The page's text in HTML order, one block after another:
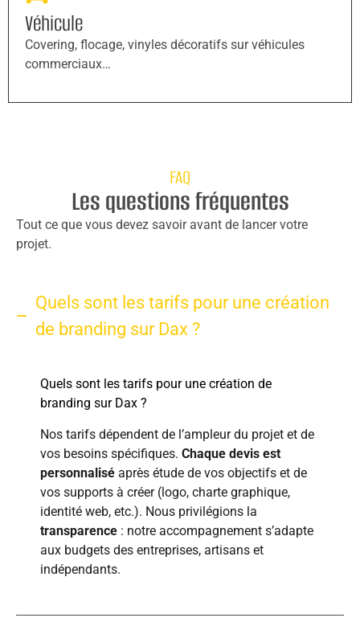
Véhicule
Covering, flocage, vinyles décoratifs sur véhicules
commerciaux…
FAQ
Les questions fréquentes
Tout ce que vous devez savoir avant de lancer votre
projet.
Quels sont les tarifs pour une création
de branding sur Dax ?
Quels sont les tarifs pour une création de
branding sur Dax ?
Nos tarifs dépendent de l’ampleur du projet et de
vos besoins spécifiques. Chaque devis est
personnalisé après étude de vos objectifs et de
vos supports à créer (logo, charte graphique,
identité web, etc.). Nous privilégions la
transparence : notre accompagnement s’adapte
aux budgets des entreprises, artisans et
indépendants.